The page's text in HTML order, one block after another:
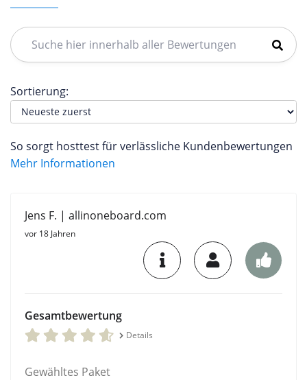
Sortierung:
So sorgt hosttest für verlässliche Kundenbewertungen
Mehr Informationen
Jens F. | allinoneboard.com
vor 18 Jahren
Gesamtbewertung
Details
Gewähltes Paket